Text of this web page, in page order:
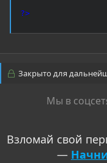
?>
Закрыто для
Мы в
Взломай свой
—